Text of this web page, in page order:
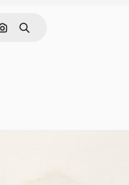
Cerca per immagine
Ricerca